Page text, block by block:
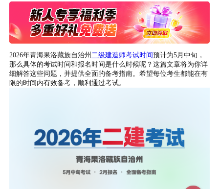
2026年青海果洛藏族自治州二级建造师考试时间预计为5月中旬，
那么具体的考试时间和报名时间是什么时候呢？这篇文章将为你详
细解答这些问题，并提供全面的备考指南。希望每位考生都能在有
限的时间内有效备考，顺利通过考试。